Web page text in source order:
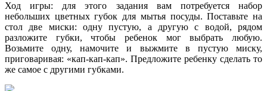
Ход игры: для этого задания вам потребуется набор
небольших цветных губок для мытья посуды. Поставьте на
стол две миски: одну пустую, а другую с водой, рядом
разложите губки, чтобы ребенок мог выбрать любую.
Возьмите одну, намочите и выжмите в пустую миску,
приговаривая: «кап-кап-кап». Предложите ребенку сделать то
же самое с другими губками.